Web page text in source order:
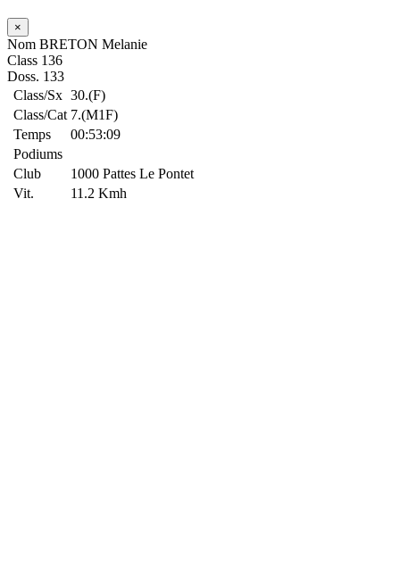
×
Nom BRETON Melanie
Class 136
Doss. 133
Class/Sx 30.(F)
Class/Cat 7.(M1F)
Temps
00:53:09
Podiums
Club
1000 Pattes Le Pontet
Vit.
11.2 Kmh